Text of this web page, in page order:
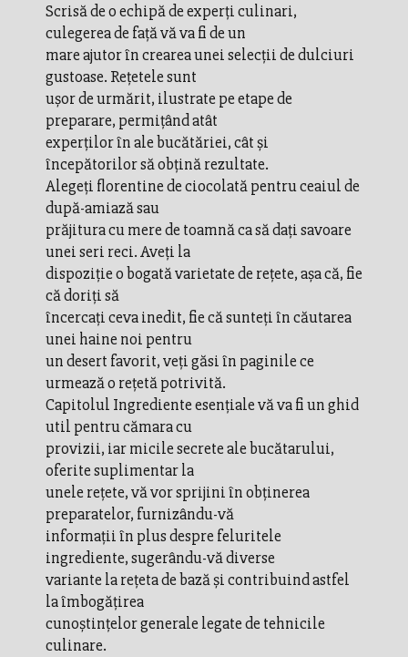
Scrisă de o echipă de experţi culinari,
culegerea de faţă vă va fi de un
mare ajutor în crearea unei selecţii de dulciuri
gustoase. Reţetele sunt
uşor de urmărit, ilustrate pe etape de
preparare, permiţând atât
experţilor în ale bucătăriei, cât şi
începătorilor să obţină rezultate.
Alegeţi florentine de ciocolată pentru ceaiul de
după-amiază sau
prăjitura cu mere de toamnă ca să daţi savoare
unei seri reci. Aveţi la
dispoziţie o bogată varietate de reţete, aşa că, fie
că doriţi să
încercaţi ceva inedit, fie că sunteţi în căutarea
unei haine noi pentru
un desert favorit, veţi găsi în paginile ce
urmează o reţetă potrivită.
Capitolul Ingrediente esenţiale vă va fi un ghid
util pentru cămara cu
provizii, iar micile secrete ale bucătarului,
oferite suplimentar la
unele reţete, vă vor sprijini în obţinerea
preparatelor, furnizându-vă
informaţii în plus despre feluritele
ingrediente, sugerându-vă diverse
variante la reţeta de bază şi contribuind astfel
la îmbogăţirea
cunoştinţelor generale legate de tehnicile
culinare.